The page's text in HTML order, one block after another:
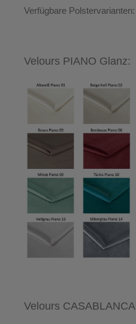
Verfügbare Polstervarianten:
Velours PIANO Glanz:
Velours